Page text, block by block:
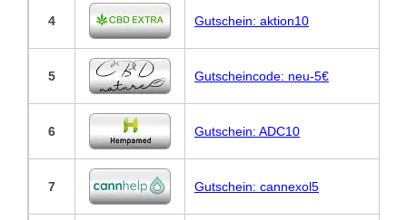
4 Gutschein: aktion10
5 Gutscheincode: neu-5€
6 Gutschein: ADC10
7 Gutschein: cannexol5